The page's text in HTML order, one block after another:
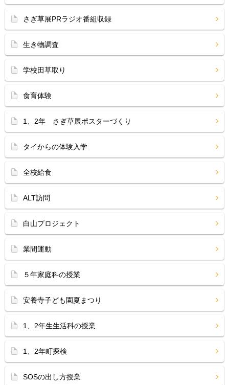
さぎ草展PRラジオ番組収録
生き物調査
学校田草取り
食育体験
1、2年 さぎ草展ポスターづくり
タイからの体験入学
全校給食
ALT訪問
白山プロジェクト
業間運動
５年家庭科の授業
安養寺子ども園夏まつり
1、2年生生活科の授業
1、2年町探検
SOSの出し方授業